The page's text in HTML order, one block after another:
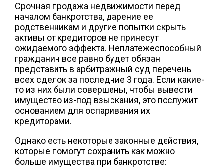
Срочная продажа недвижимости перед
началом банкротства, дарение ее
родственникам и другие попытки скрыть
активы от кредиторов не принесут
ожидаемого эффекта. Неплатежеспособный
гражданин все равно будет обязан
представить в арбитражный суд перечень
всех сделок за последние 3 года. Если какие-
то из них были совершены, чтобы вывести
имущество из-под взыскания, это послужит
основанием для оспаривания их
кредиторами.
Однако есть некоторые законные действия,
которые помогут сохранить как можно
больше имущества при банкротстве: